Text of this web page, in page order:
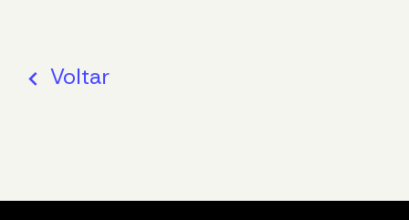
stat_minus_1 Voltar